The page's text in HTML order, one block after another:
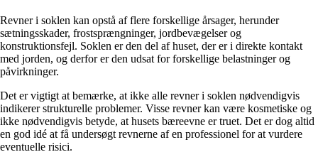
Revner i soklen kan opstå af flere forskellige årsager, herunder
sætningsskader, frostsprængninger, jordbevægelser og
konstruktionsfejl. Soklen er den del af huset, der er i direkte kontakt
med jorden, og derfor er den udsat for forskellige belastninger og
påvirkninger.
Det er vigtigt at bemærke, at ikke alle revner i soklen nødvendigvis
indikerer strukturelle problemer. Visse revner kan være kosmetiske og
ikke nødvendigvis betyde, at husets bæreevne er truet. Det er dog altid
en god idé at få undersøgt revnerne af en professionel for at vurdere
eventuelle risici.